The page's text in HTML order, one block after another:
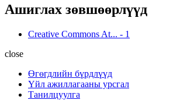
Ашиглах зөвшөөрлүүд
Creative Commons At... - 1
close
Өгөгдлийн бүрдлүүд
Үйл ажиллагааны урсгал
Танилцуулга